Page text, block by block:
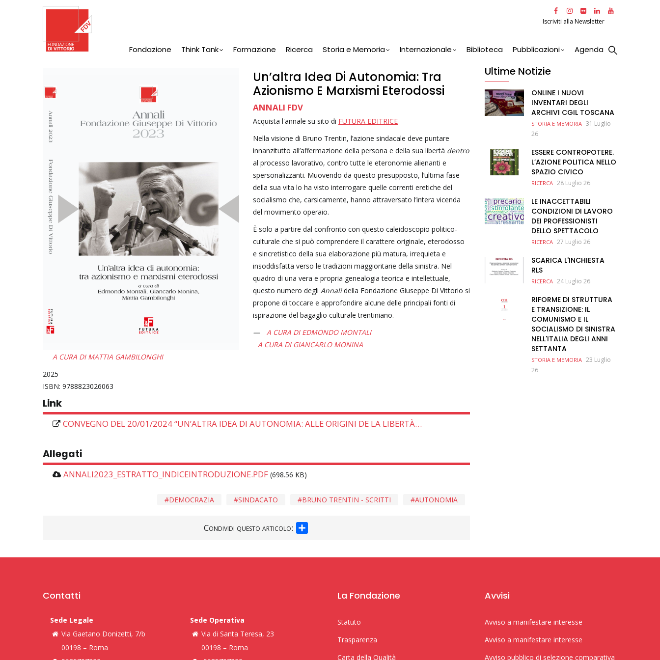
Iscriviti alla Newsletter
Fondazione Think Tank Formazione Ricerca Storia e Memoria Internazionale Biblioteca Pubblicazioni Agenda
Un’altra Idea Di Autonomia: Tra
Azionismo E Marxismi Eterodossi
ANNALI FDV
Acquista l'annale su sito di FUTURA EDITRICE
Nella visione di Bruno Trentin, l’azione sindacale deve puntare
innanzitutto all’affermazione della persona e della sua libertà dentro
al processo lavorativo, contro tutte le eteronomie alienanti e
spersonalizzanti. Muovendo da questo presupposto, l’ultima fase
della sua vita lo ha visto interrogare quelle correnti eretiche del
socialismo che, carsicamente, hanno attraversato l’intera vicenda
del movimento operaio.
È solo a partire dal confronto con questo caleidoscopio politico-
culturale che si può comprendere il carattere originale, eterodosso
e sincretistico della sua elaborazione più matura, irrequieta e
insoddisfatta verso le tradizioni maggioritarie della sinistra. Nel
quadro di una vera e propria genealogia teorica e intellettuale,
questo numero degli Annalidella Fondazione Giuseppe Di Vittorio si
propone di toccare e approfondire alcune delle principali fonti di
ispirazione del bagaglio culturale trentiniano.
A CURA DI EDMONDO MONTALI
A CURA DI GIANCARLO MONINA
A CURA DI MATTIA GAMBILONGHI
2025
9788823026063
Link
CONVEGNO DEL 20/01/2024 “UN’ALTRA IDEA DI AUTONOMIA: ALLE ORIGINI DE LA LIBERTÀ…
Allegati
ANNALI2023_ESTRATTO_INDICEINTRODUZIONE.PDF (698.56 KB)
AUTONOMIA
BRUNO TRENTIN - SCRITTI
SINDACATO
DEMOCRAZIA
Condividi questo articolo:
Ultime Notizie
ONLINE I NUOVI
INVENTARI DEGLI
ARCHIVI CGIL TOSCANA
STORIA E MEMORIA 31 Luglio
26
ESSERE CONTROPOTERE.
L’AZIONE POLITICA NELLO
SPAZIO CIVICO
RICERCA 28 Luglio 26
LE INACCETTABILI
CONDIZIONI DI LAVORO
DEI PROFESSIONISTI
DELLO SPETTACOLO
RICERCA 27 Luglio 26
SCARICA L'INCHIESTA
RLS
RICERCA 24 Luglio 26
RIFORME DI STRUTTURA
E TRANSIZIONE: IL
COMUNISMO E IL
SOCIALISMO DI SINISTRA
NELL'ITALIA DEGLI ANNI
SETTANTA
STORIA E MEMORIA 23 Luglio
26
Contatti
Sede Legale
Via Gaetano Donizetti, 7/b
00198 – Roma
Sede Operativa
Via di Santa Teresa, 23
00198 – Roma
La Fondazione
Statuto
Trasparenza
Carta della Qualità
Avvisi
Avviso a manifestare interesse
Avviso a manifestare interesse
Avviso pubblico di selezione comparativa